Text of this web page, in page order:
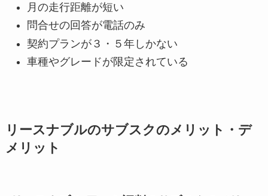
月の走行距離が短い
問合せの回答が電話のみ
契約プランが３・５年しかない
車種やグレードが限定されている
リースナブルのサブスクのメリット・デ
メリット